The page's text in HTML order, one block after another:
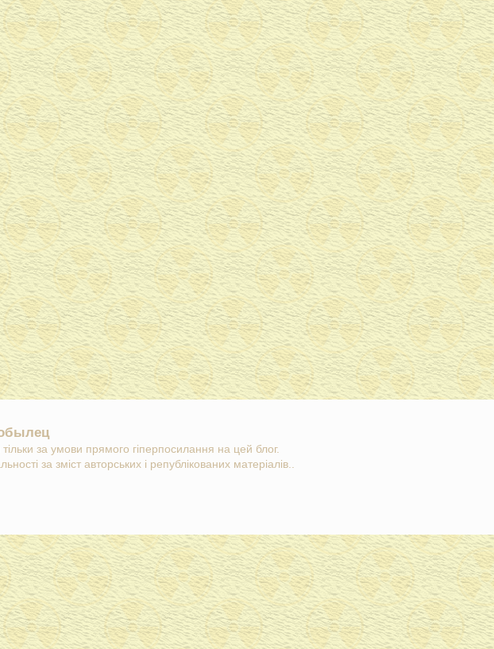
за умови прямого гіперпосилання на цей блог.
за зміст авторських і републікованих матеріалів..